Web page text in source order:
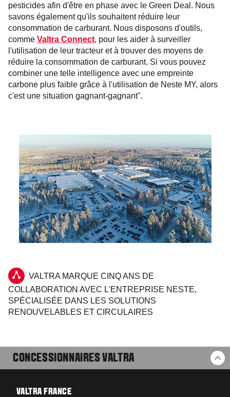
pesticides afin d'être en phase avec le Green Deal. Nous
savons également qu'ils souhaitent réduire leur
consommation de carburant. Nous disposons d'outils,
comme Valtra Connect, pour les aider à surveiller
l'utilisation de leur tracteur et à trouver des moyens de
réduire la consommation de carburant. Si vous pouvez
combiner une telle intelligence avec une empreinte
carbone plus faible grâce à l'utilisation de Neste MY, alors
c'est une situation gagnant-gagnant".
VALTRA MARQUE CINQ ANS DE
COLLABORATION AVEC L'ENTREPRISE NESTE,
SPÉCIALISÉE DANS LES SOLUTIONS
RENOUVELABLES ET CIRCULAIRES
CONCESSIONNAIRES VALTRA
VALTRA FRANCE